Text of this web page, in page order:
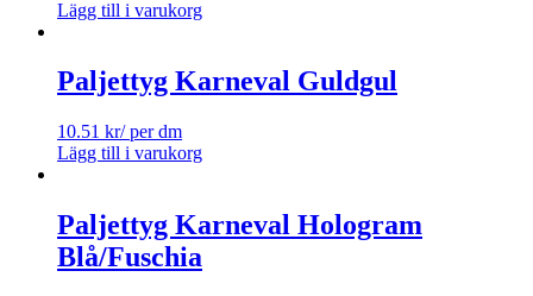
Lägg till i varukorg
Paljettyg Karneval Guldgul
10.51 kr/ per dm
Lägg till i varukorg
Paljettyg Karneval Hologram
Blå/Fuschia